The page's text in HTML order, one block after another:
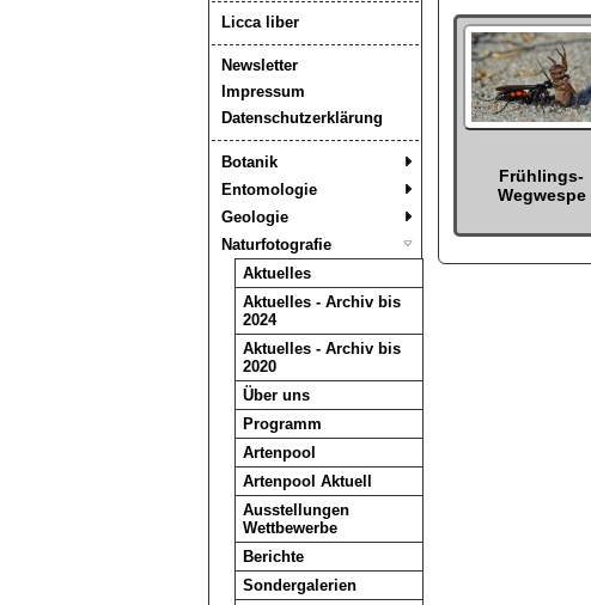
Licca liber
Newsletter
Impressum
Datenschutzerklärung
Botanik
Entomologie
Geologie
Naturfotografie
Aktuelles
Aktuelles - Archiv bis
2024
Aktuelles - Archiv bis
2020
Über uns
Programm
Artenpool
Artenpool Aktuell
Ausstellungen
Wettbewerbe
Berichte
Sondergalerien
Frühlings-
Wegwespe